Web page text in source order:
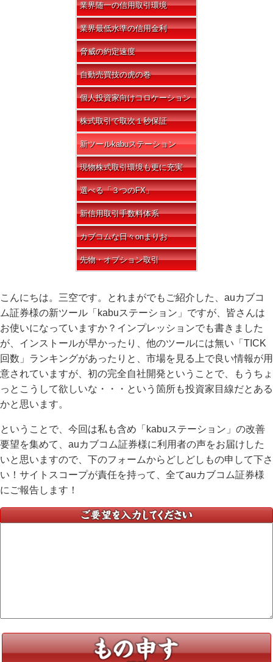
業界随一の信用取引環境
業界最低水準の信用金利
脅威の約定速度
自動売買技の虎の巻
個人投資家向けコロケーション
株式取引で取次１秒保証
新ツールkabuステーション
現物株式取引環境も更に充実
選べる「３つのFX」
新信用取引手数料体系
カブコムな日々onまりお
先物・オプション取引
こんにちは。三空です。とれまがでもご紹介した、auカブコ
ム証券様の新ツール「kabuステーション」ですが、皆さんは
お使いになっていますか？インプレッションでも書きました
が、インストールが早かったり、他のツールには無い「TICK
回数」ランキングがあったりと、市場を見る上で良い情報が用
意されていますが、初の完全自社開発ということで、もうちょ
っとこうして欲しいな・・・という箇所も投資家目線だとある
かと思います。
ということで、今回は私も含め「kabuステーション」の改善
要望を集めて、auカブコム証券様に利用者の声をお届けした
いと思いますので、下のフォームからどしどしもの申して下さ
い！サイトスコープが責任を持って、全てauカブコム証券様
にご報告します！